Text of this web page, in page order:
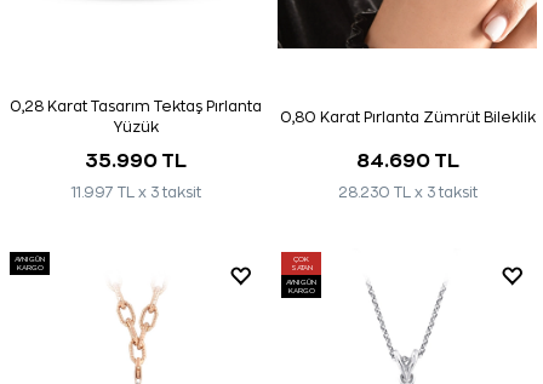
0,28 Karat Tasarım Tektaş Pırlanta
Yüzük
35.990 TL
11.997 TL x 3 taksit
0,80 Karat Pırlanta Zümrüt Bileklik
84.690 TL
28.230 TL x 3 taksit
AYNI GÜN
KARGO
ÇOK
SATAN
AYNI GÜN
KARGO